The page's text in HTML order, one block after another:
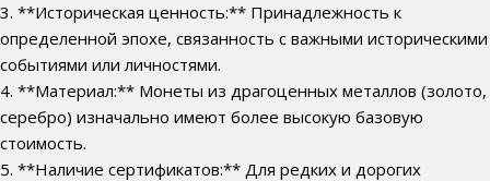
3. **Историческая ценность:** Принадлежность к
определенной эпохе, связанность с важными историческими
событиями или личностями.
4. **Материал:** Монеты из драгоценных металлов (золото,
серебро) изначально имеют более высокую базовую
стоимость.
5. **Наличие сертификатов:** Для редких и дорогих